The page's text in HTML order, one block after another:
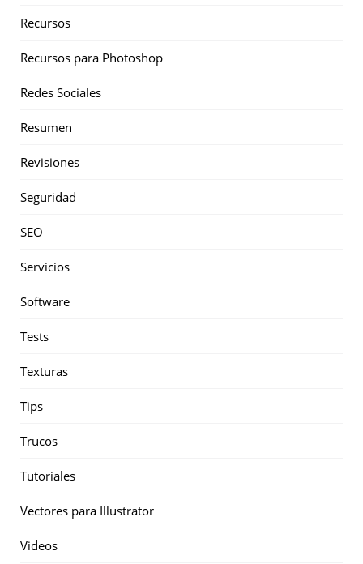
Recursos
Recursos para Photoshop
Redes Sociales
Resumen
Revisiones
Seguridad
SEO
Servicios
Software
Tests
Texturas
Tips
Trucos
Tutoriales
Vectores para Illustrator
Videos